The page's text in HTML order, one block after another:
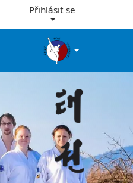
Přihlásit se